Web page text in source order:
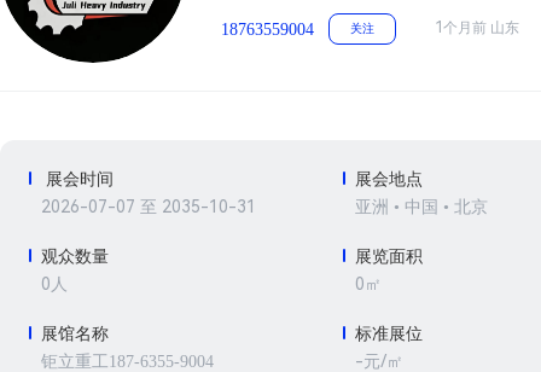
18763559004 关注 1个月前 山东
展会时间
2026-07-07 至 2035-10-31
展会地点
亚洲 • 中国 • 北京
观众数量
0人
展览面积
0㎡
展馆名称
钜立重工187-6355-9004
标准展位
-元/㎡